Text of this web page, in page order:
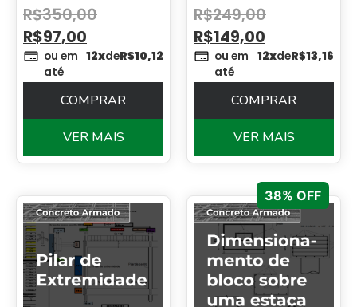
R$350,00
R$97,00
ou em
até
12xdeR$10,12
COMPRAR
VER MAIS
R$249,00
R$149,00
ou em
até
12xdeR$13,16
COMPRAR
VER MAIS
38% OFF